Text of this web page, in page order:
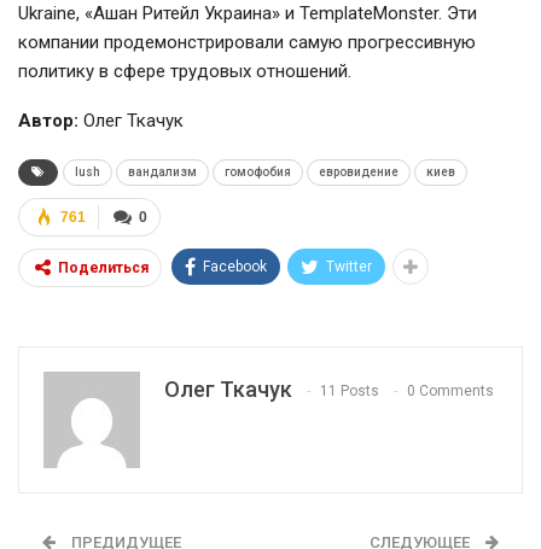
Ukraine, «Ашан Ритейл Украина» и TemplateMonster. Эти
компании продемонстрировали самую прогрессивную
политику в сфере трудовых отношений.
Автор: Олег Ткачук
lush вандализм гомофобия евровидение киев
0
761
Поделиться Facebook Twitter
Олег Ткачук 11 Posts 0 Comments
ПРЕДИДУЩЕЕ СЛЕДУЮЩЕЕ